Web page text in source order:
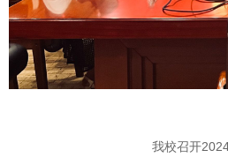
我校召开